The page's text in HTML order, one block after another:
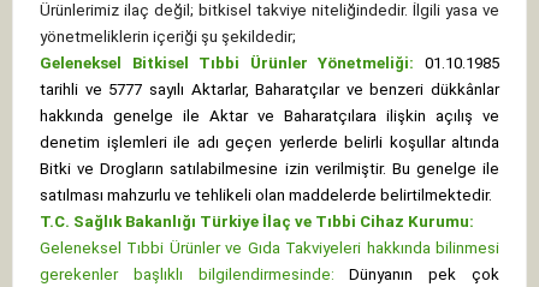
Ürünlerimiz ilaç değil; bitkisel takviye niteliğindedir. İlgili yasa ve
yönetmeliklerin içeriği şu şekildedir;
Geleneksel Bitkisel Tıbbi Ürünler Yönetmeliği: 01.10.1985
tarihli ve 5777 sayılı Aktarlar, Baharatçılar ve benzeri dükkânlar
hakkında genelge ile Aktar ve Baharatçılara ilişkin açılış ve
denetim işlemleri ile adı geçen yerlerde belirli koşullar altında
Bitki ve Drogların satılabilmesine izin verilmiştir. Bu genelge ile
satılması mahzurlu ve tehlikeli olan maddelerde belirtilmektedir.
T.C. Sağlık Bakanlığı Türkiye İlaç ve Tıbbi Cihaz Kurumu:
Geleneksel Tıbbi Ürünler ve Gıda Takviyeleri hakkında bilinmesi
gerekenler başlıklı bilgilendirmesinde:
Dünyanın pek çok